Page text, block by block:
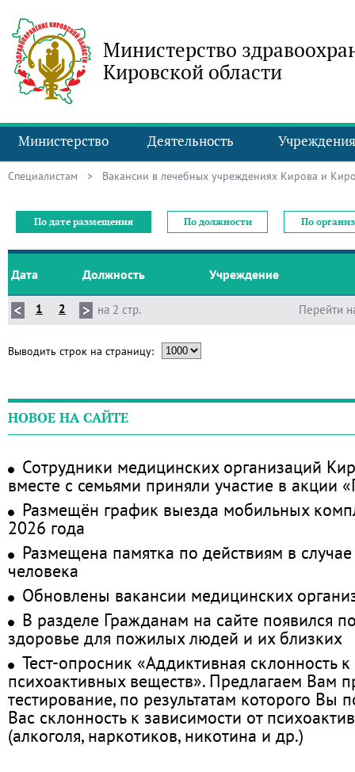
Министерство
Кировской области
Министерство Деятельность Учреждения
Специалистам > Вакансии в лечебных учреждениях Кирова и
По дате размещения По должности По
Дата Должность Учреждение
Перейти
1 2 на 2 стр.
Выводить строк на страницу:
НОВОЕ НА САЙТЕ
Сотрудники медицинских организаций
вместе с семьями приняли участие в акции
Размещён график выезда мобильных
2026 года
Размещена памятка по действиям в
человека
Обновлены вакансии медицинских
В разделе Гражданам на сайте появился
здоровье для пожилых людей и их близких
Тест-опросник «Аддиктивная склонность
психоактивных веществ». Предлагаем Вам
тестирование, по результатам которого Вы
Вас склонность к зависимости от
(алкоголя, наркотиков, никотина и др.)